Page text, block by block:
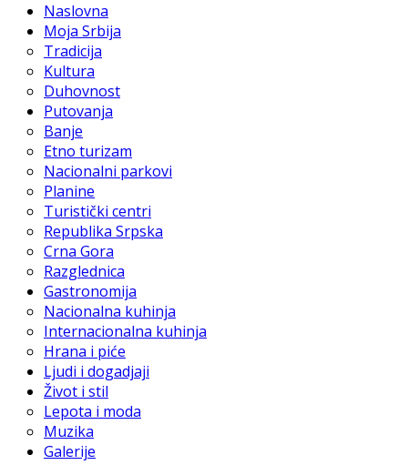
Naslovna
Moja Srbija
Tradicija
Kultura
Duhovnost
Putovanja
Banje
Etno turizam
Nacionalni parkovi
Planine
Turistički centri
Republika Srpska
Crna Gora
Razglednica
Gastronomija
Nacionalna kuhinja
Internacionalna kuhinja
Hrana i piće
Ljudi i dogadjaji
Život i stil
Lepota i moda
Muzika
Galerije